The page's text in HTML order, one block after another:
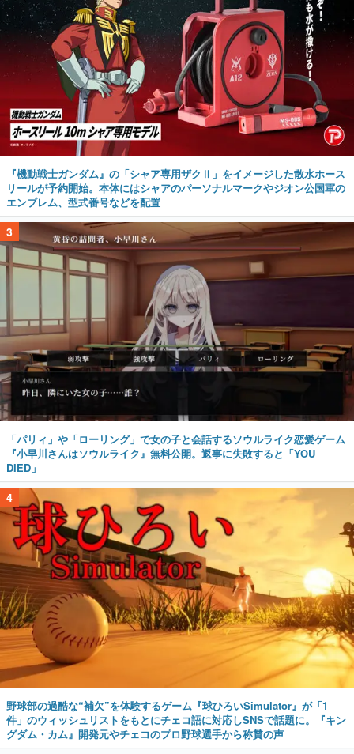
『機動戦士ガンダム』の「シャア専用ザクⅡ」をイメージした散水ホース
リールが予約開始。本体にはシャアのパーソナルマークやジオン公国軍の
エンブレム、型式番号などを配置
3
「パリィ」や「ローリング」で女の子と会話するソウルライク恋愛ゲーム
『小早川さんはソウルライク』無料公開。返事に失敗すると「YOU
DIED」
4
野球部の過酷な“補欠”を体験するゲーム『球ひろいSimulator』が「1
件」のウィッシュリストをもとにチェコ語に対応しSNSで話題に。『キン
グダム・カム』開発元やチェコのプロ野球選手から称賛の声